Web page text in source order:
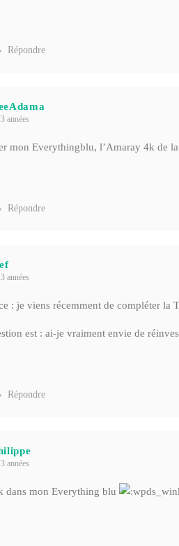
Répondre
3 années
mon Everythingblu, l’Amaray 4k de
Répondre
3 années
: je viens récemment de compléter
est : ai-je vraiment envie de
Répondre
3 années
dans mon Everything blu